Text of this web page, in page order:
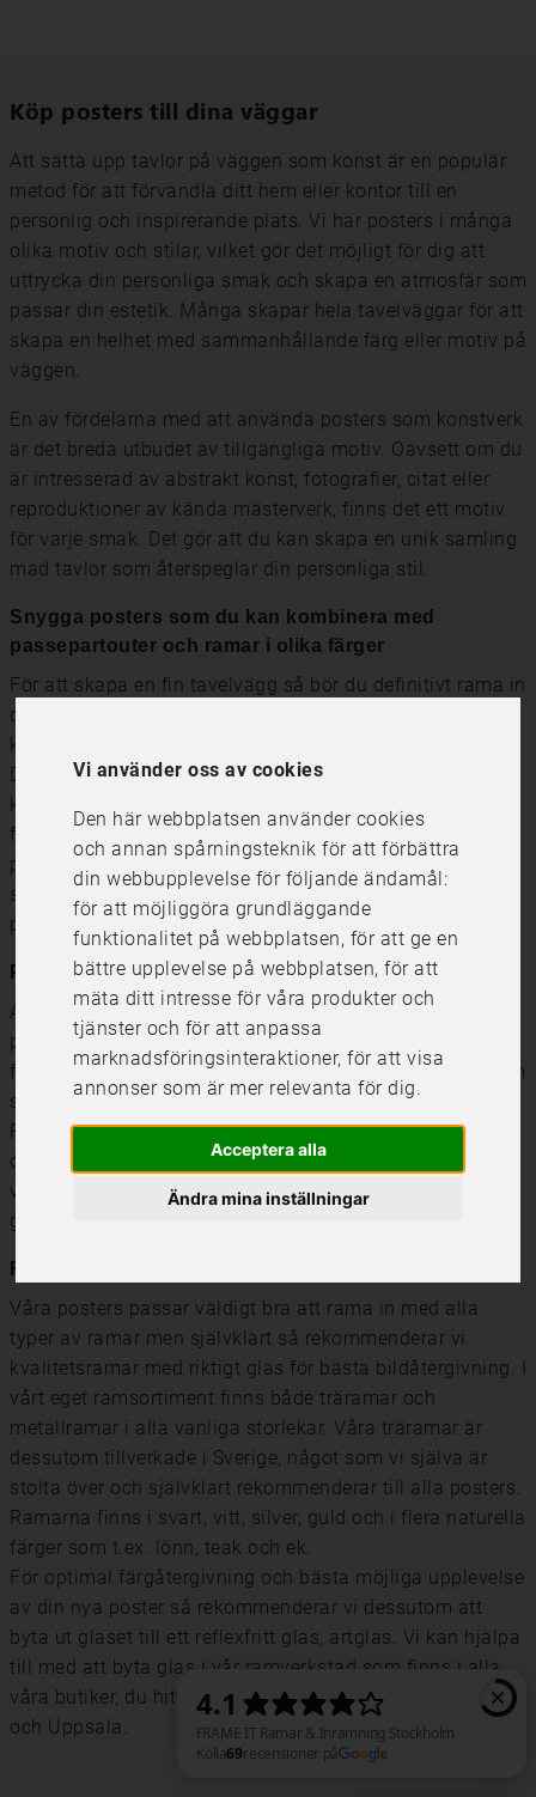
Vi använder oss av cookies
Den här webbplatsen använder cookies
och annan spårningsteknik för att förbättra
din webbupplevelse för följande ändamål:
för att möjliggöra grundläggande
funktionalitet på webbplatsen, för att ge en
bättre upplevelse på webbplatsen,för att
mäta ditt intresse för våra produkter och
tjänster och för att anpassa
marknadsföringsinteraktioner,för att visa
annonser som är mer relevanta för dig.
Acceptera alla
Ändra mina inställningar
Köp posters till dina väggar
Att sätta upp tavlor på väggen som konst är en populär
metod för att förvandla ditt hem eller kontor till en
personlig och inspirerande plats. Vi har posters i många
olika motiv och stilar, vilket gör det möjligt för dig att
uttrycka din personliga smak och skapa en atmosfär som
passar din estetik. Många skapar hela tavelväggar för att
skapa en helhet med sammanhållande färg eller motiv på
väggen.
En av fördelarna med att använda posters som konstverk
är det breda utbudet av tillgängliga motiv. Oavsett om du
är intresserad av abstrakt konst, fotografier, citat eller
reproduktioner av kända mästerverk, finns det ett motiv
för varje smak. Det gör att du kan skapa en unik samling
mad tavlor som återspeglar din personliga stil.
Snygga posters som du kan kombinera med
passepartouter och ramar i olika färger
För att skapa en fin tavelvägg så bör du definitivt rama in
dina posters. Tavelramar ger en snygg avslutning och
kan hjälpa till att förstärka konstverkets visuella effekt.
Dessutom kan du välja passepartout och ramar som
kompletterar färgerna och stilen på din poster för att
förstärka motivet. Vi har ett stort sortiment av
passepartouter i olika färger och ramar med riktigt glas
som du kan använda till dina inramningar så att dina
posters får bästa kontrast och färgåtergivning.
Posters på premium matt papper i alla storlekar
Alla posters printas av oss själva på premium matt
papper, ett tjockt premium papper med bra
färgåtergivning. Ett tjockt papper är lätt att montera i ram
så att det blir platt och fint även vid stora storlekar.
Papperet har en matt yta som inte reflekterar ljus från
omgivningen så att postern ser fin ut från alla olika
vinklar. Vi använder endast professionell printteknik som
gör att färgåtergivningen blir enastående och hållbar.
Rama in dina posters med riktiga tavelramar
Våra posters passar väldigt bra att rama in med alla
typer av ramar men självklart så rekommenderar vi
kvalitetsramar med riktigt glas för bästa bildåtergivning. I
vårt eget ramsortiment finns både träramar och
metallramar i alla vanliga storlekar. Våra träramar är
dessutom tillverkade i Sverige, något som vi själva är
stolta över och självklart rekommenderar till alla posters.
Ramarna finns i svart, vitt, silver, guld och i flera naturella
färger som t.ex. lönn, teak och ek.
För optimal färgåtergivning och bästa möjliga upplevelse
av din nya poster så rekommenderar vi dessutom att
byta ut glaset till ett reflexfritt glas, artglas. Vi kan hjälpa
till med att byta glas i vår ramverkstad som finns i alla
våra butiker, du hittar våra butiker i Stockholm, Göteborg
och Uppsala.